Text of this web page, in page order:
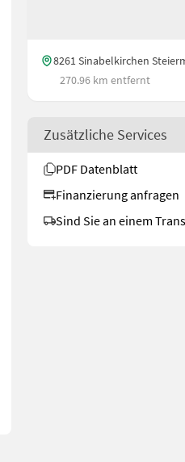
im Preis
8261 Sinabelkirchen
270.96 km entfernt
Zusätzliche Services
PDF Datenblatt
Finanzierung anfragen
Sind Sie an einem